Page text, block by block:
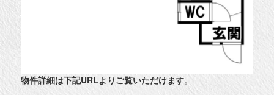
物件詳細は下記URLよりご覧いただけます。